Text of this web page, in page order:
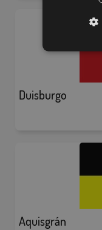
Duisburgo
Aquisgrán